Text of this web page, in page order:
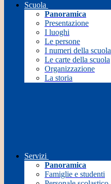
Scuola
Panoramica
Presentazione
I luoghi
Le persone
I numeri della scuola
Le carte della scuola
Organizzazione
La storia
Servizi
Panoramica
Famiglie e studenti